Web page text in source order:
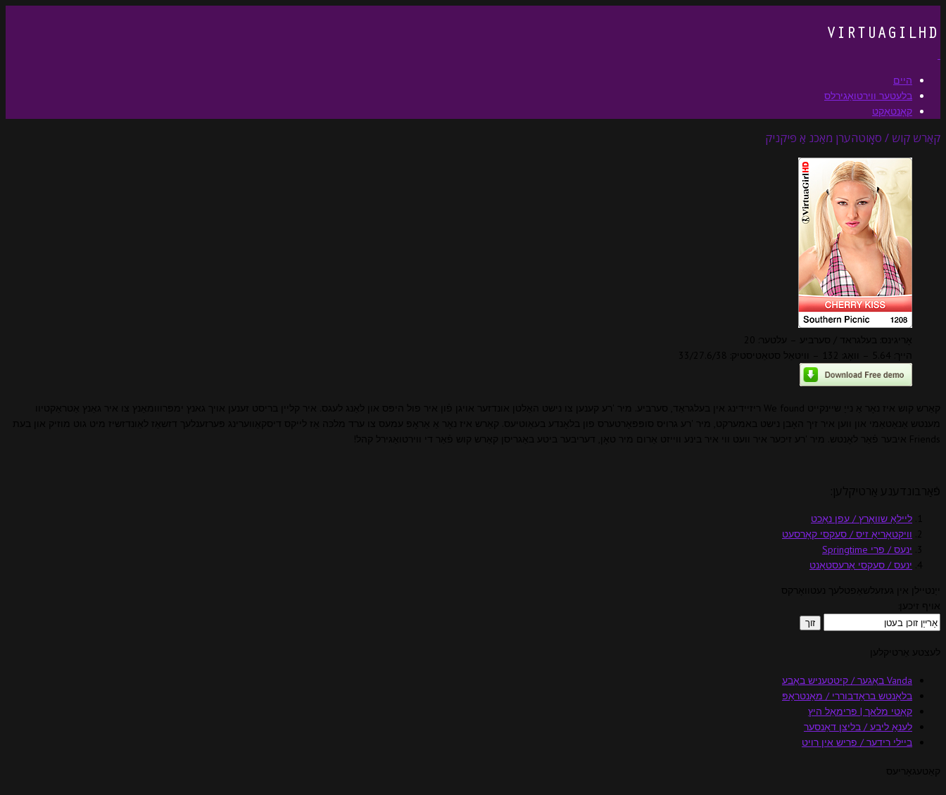
היים
בלעטער ווירטואַגירלס
קאָנטאַקט
קאַרש קוש / סאָוטהערן מאַכנ אַ פּיקניק
ליילאַ שוואַרץ / עפן נאַכט
וויקטאָריאַ זיס / סעקסי קאָרסעט
ינעס / פרי Springtime
ינעס / סעקסי אַרעסטאַנט
Vanda באַגער / קיטטעניש באַבע
בלאַנטש בראַדבוררי / מאַנטראַפּ
קאַטי מלאך | פּרימאַל היץ
לענאַ ליבע / בליצן דאַנסער
ביילי רידער / פריש אין רויט